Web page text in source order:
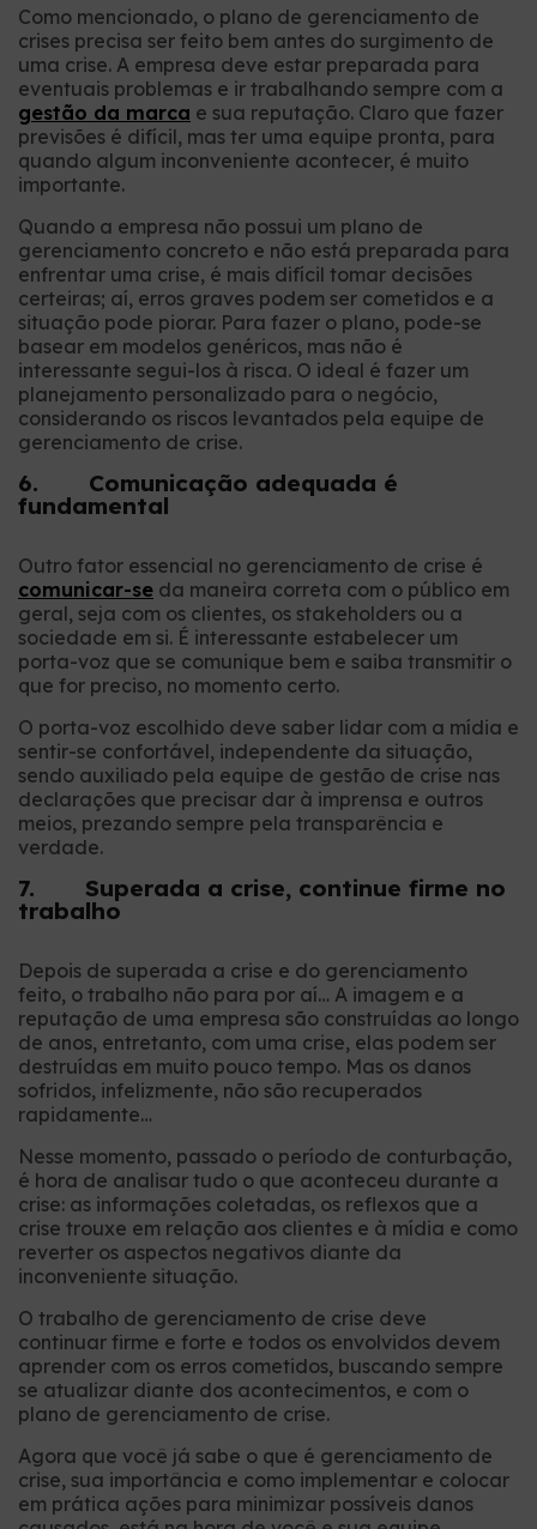
Como mencionado, o plano de gerenciamento de
crises precisa ser feito bem antes do surgimento de
uma crise. A empresa deve estar preparada para
eventuais problemas e ir trabalhando sempre com a
gestão da marca e sua reputação. Claro que fazer
previsões é difícil, mas ter uma equipe pronta, para
quando algum inconveniente acontecer, é muito
importante.
Quando a empresa não possui um plano de
gerenciamento concreto e não está preparada para
enfrentar uma crise, é mais difícil tomar decisões
certeiras; aí, erros graves podem ser cometidos e a
situação pode piorar. Para fazer o plano, pode-se
basear em modelos genéricos, mas não é
interessante segui-los à risca. O ideal é fazer um
planejamento personalizado para o negócio,
considerando os riscos levantados pela equipe de
gerenciamento de crise.
6. Comunicação adequada é
fundamental
Outro fator essencial no gerenciamento de crise é
comunicar-se da maneira correta com o público em
geral, seja com os clientes, os stakeholders ou a
sociedade em si. É interessante estabelecer um
porta-voz que se comunique bem e saiba transmitir o
que for preciso, no momento certo.
O porta-voz escolhido deve saber lidar com a mídia e
sentir-se confortável, independente da situação,
sendo auxiliado pela equipe de gestão de crise nas
declarações que precisar dar à imprensa e outros
meios, prezando sempre pela transparência e
verdade.
7. Superada a crise, continue firme no
trabalho
Depois de superada a crise e do gerenciamento
feito, o trabalho não para por aí… A imagem e a
reputação de uma empresa são construídas ao longo
de anos, entretanto, com uma crise, elas podem ser
destruídas em muito pouco tempo. Mas os danos
sofridos, infelizmente, não são recuperados
rapidamente…
Nesse momento, passado o período de conturbação,
é hora de analisar tudo o que aconteceu durante a
crise: as informações coletadas, os reflexos que a
crise trouxe em relação aos clientes e à mídia e como
reverter os aspectos negativos diante da
inconveniente situação.
O trabalho de gerenciamento de crise deve
continuar firme e forte e todos os envolvidos devem
aprender com os erros cometidos, buscando sempre
se atualizar diante dos acontecimentos, e com o
plano de gerenciamento de crise.
Agora que você já sabe o que é gerenciamento de
crise, sua importância e como implementar e colocar
em prática ações para minimizar possíveis danos